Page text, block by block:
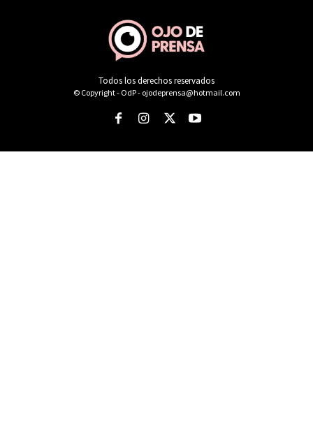
Todos los derechos reservados
© Copyright - OdP - ojodeprensa@hotmail.com